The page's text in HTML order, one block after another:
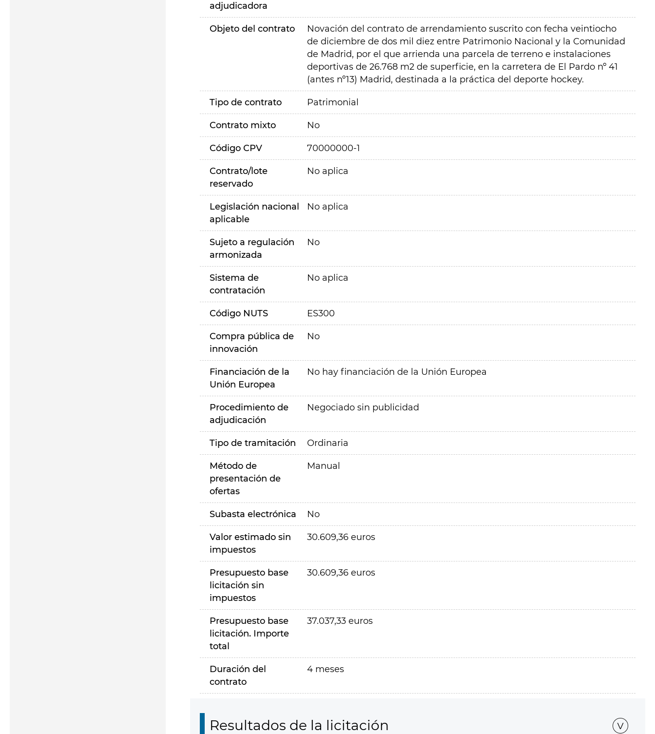
adjudicadora
Objeto del contrato
Novación del contrato de arrendamiento suscrito con fecha veintiocho
de diciembre de dos mil diez entre Patrimonio Nacional y la Comunidad
de Madrid, por el que arrienda una parcela de terreno e instalaciones
deportivas de 26.768 m2 de superficie, en la carretera de El Pardo nº 41
(antes nº13) Madrid, destinada a la práctica del deporte hockey.
Tipo de contrato Patrimonial
Contrato mixto No
Código CPV 70000000-1
Contrato/lote
reservado
No aplica
Legislación nacional
aplicable
No aplica
Sujeto a regulación
armonizada
No
Sistema de
contratación
No aplica
Código NUTS ES300
Compra pública de
innovación
No
Financiación de la
Unión Europea
No hay financiación de la Unión Europea
Procedimiento de
adjudicación
Negociado sin publicidad
Tipo de tramitación Ordinaria
Método de
presentación de
ofertas
Manual
Subasta electrónica No
Valor estimado sin
impuestos
30.609,36 euros
Presupuesto base
licitación sin
impuestos
30.609,36 euros
Presupuesto base
licitación. Importe
total
37.037,33 euros
Duración del
contrato
4 meses
Resultados de la licitación